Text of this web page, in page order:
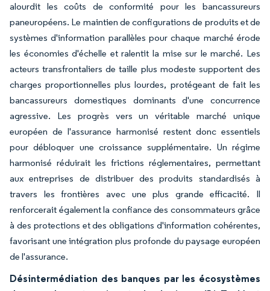
alourdit les coûts de conformité pour les bancassureurs
paneuropéens. Le maintien de configurations de produits et de
systèmes d'information parallèles pour chaque marché érode
les économies d'échelle et ralentit la mise sur le marché. Les
acteurs transfrontaliers de taille plus modeste supportent des
charges proportionnelles plus lourdes, protégeant de fait les
bancassureurs domestiques dominants d'une concurrence
agressive. Les progrès vers un véritable marché unique
européen de l'assurance harmonisé restent donc essentiels
pour débloquer une croissance supplémentaire. Un régime
harmonisé réduirait les frictions réglementaires, permettant
aux entreprises de distribuer des produits standardisés à
travers les frontières avec une plus grande efficacité. Il
renforcerait également la confiance des consommateurs grâce
à des protections et des obligations d'information cohérentes,
favorisant une intégration plus profonde du paysage européen
de l'assurance.
Désintermédiation des banques par les écosystèmes